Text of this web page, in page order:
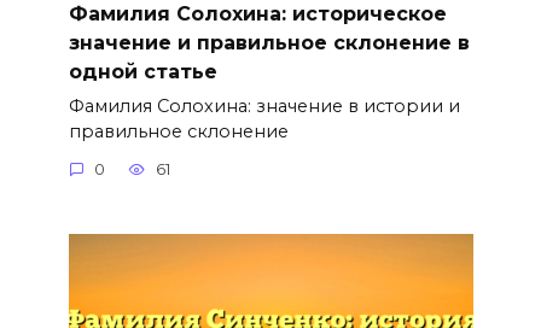
Фамилия Солохина: историческое
значение и правильное склонение в
одной статье
Фамилия Солохина: значение в истории и
правильное склонение
0 61